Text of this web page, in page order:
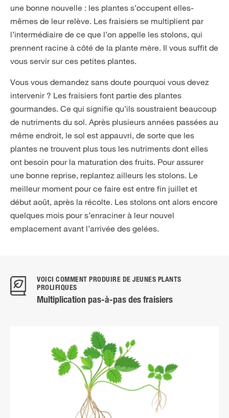
une bonne nouvelle : les plantes s’occupent elles-
mêmes de leur relève. Les fraisiers se multiplient par
l’intermédiaire de ce que l’on appelle les stolons, qui
prennent racine à côté de la plante mère. Il vous suffit de
vous servir sur ces petites plantes.
Vous vous demandez sans doute pourquoi vous devez
intervenir ? Les fraisiers font partie des plantes
gourmandes. Ce qui signifie qu’ils soustraient beaucoup
de nutriments du sol. Après plusieurs années passées au
même endroit, le sol est appauvri, de sorte que les
plantes ne trouvent plus tous les nutriments dont elles
ont besoin pour la maturation des fruits. Pour assurer
une bonne reprise, replantez ailleurs les stolons. Le
meilleur moment pour ce faire est entre fin juillet et
début août, après la récolte. Les stolons ont alors encore
quelques mois pour s’enraciner à leur nouvel
emplacement avant l’arrivée des gelées.
VOICI COMMENT PRODUIRE DE JEUNES PLANTS
PROLIFIQUES
Multiplication pas-à-pas des fraisiers